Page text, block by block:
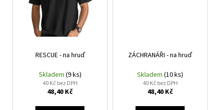
RESCUE - na hruď
Skladem (9 ks)
40 Kč bez DPH
48,40 Kč
ZÁCHRANÁŘI - na hruď
Skladem (10 ks)
40 Kč bez DPH
48,40 Kč